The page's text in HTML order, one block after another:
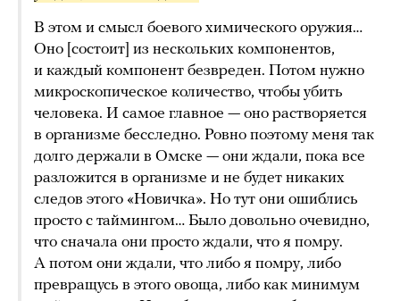
В этом и смысл боевого химического оружия…
Оно [состоит] из нескольких компонентов,
и каждый компонент безвреден. Потом нужно
микроскопическое количество, чтобы убить
человека. И самое главное — оно растворяется
в организме бесследно. Ровно поэтому меня так
долго держали в Омске — они ждали, пока все
разложится в организме и не будет никаких
следов этого «Новичка». Но тут они ошиблись
просто с таймингом… Было довольно очевидно,
что сначала они просто ждали, что я помру.
А потом они ждали, что либо я помру, либо
превращусь в этого овоща, либо как минимум